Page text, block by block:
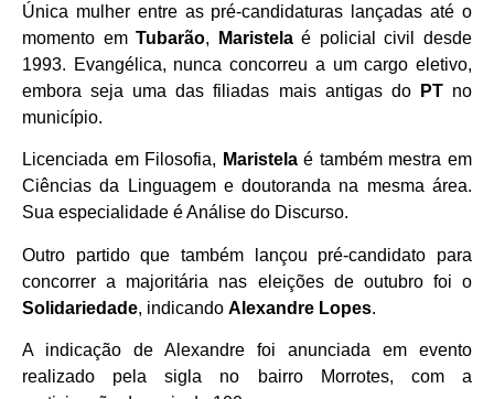
Única mulher entre as pré-candidaturas lançadas até o
momento emTubarão, Maristelaé policial civil desde
1993. Evangélica, nunca concorreu a um cargo eletivo,
embora seja uma das filiadas mais antigas do
PTno
município.
Licenciada em Filosofia, Maristelaé também mestra em
Ciências da Linguagem e doutoranda na mesma área.
Sua especialidade é Análise do Discurso.
Outro partido que também lançou pré-candidato para
concorrer a majoritária nas eleições de outubro foi o
Solidariedade, indicando Alexandre Lopes.
A indicação de Alexandre foi anunciada em evento
realizado pela sigla no bairro Morrotes, com a